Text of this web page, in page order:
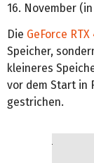
16. November
Die GeForce
Speicher,
kleineres
vor dem Start in
gestrichen.